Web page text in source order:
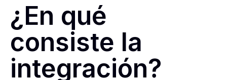
¿En qué
consiste la
integración?